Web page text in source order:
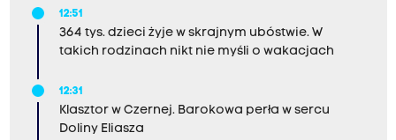
12:51
364 tys. dzieci żyje w skrajnym ubóstwie. W
takich rodzinach nikt nie myśli o wakacjach
12:31
Klasztor w Czernej. Barokowa perła w sercu
Doliny Eliasza